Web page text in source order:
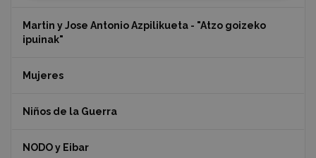
Martin y Jose Antonio Azpilikueta - "Atzo goizeko
ipuinak"
Mujeres
Niños de la Guerra
NODO y Eibar